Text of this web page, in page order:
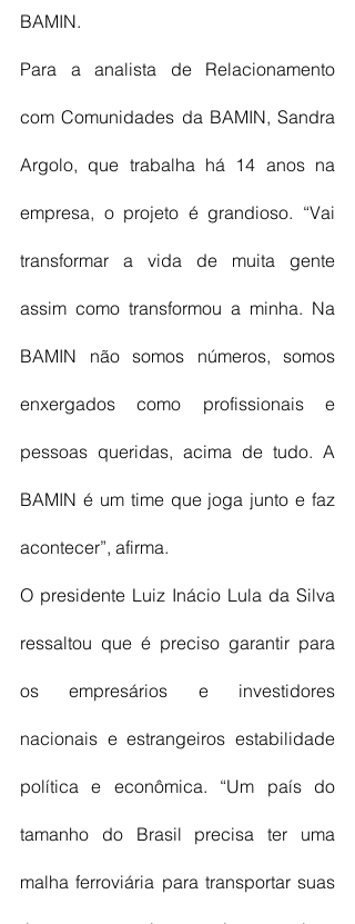
BAMIN.
Para a analista de Relacionamento
com Comunidades da BAMIN, Sandra
Argolo, que trabalha há 14 anos na
empresa, o projeto é grandioso. “Vai
transformar a vida de muita gente
assim como transformou a minha. Na
BAMIN não somos números, somos
enxergados como profissionais e
pessoas queridas, acima de tudo. A
BAMIN é um time que joga junto e faz
acontecer”, afirma.
O presidente Luiz Inácio Lula da Silva
ressaltou que é preciso garantir para
os empresários e investidores
nacionais e estrangeiros estabilidade
política e econômica. “Um país do
tamanho do Brasil precisa ter uma
malha ferroviária para transportar suas